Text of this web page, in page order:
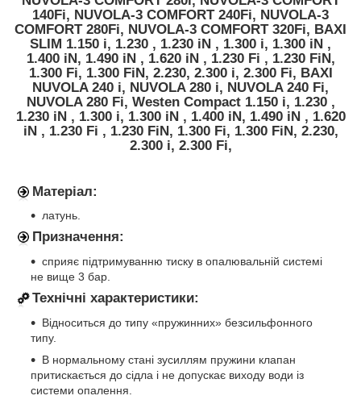
140Fi, NUVOLA-3 COMFORT 240Fi, NUVOLA-3
COMFORT 280Fi, NUVOLA-3 COMFORT 320Fi, BAXI
SLIM 1.150 i, 1.230 , 1.230 iN , 1.300 i, 1.300 iN ,
1.400 iN, 1.490 iN , 1.620 iN , 1.230 Fi , 1.230 FiN,
1.300 Fi, 1.300 FiN, 2.230, 2.300 i, 2.300 Fi, BAXI
NUVOLA 240 i, NUVOLA 280 i, NUVOLA 240 Fi,
NUVOLA 280 Fi, Westen Compact 1.150 i, 1.230 ,
1.230 iN , 1.300 i, 1.300 iN , 1.400 iN, 1.490 iN , 1.620
iN , 1.230 Fi , 1.230 FiN, 1.300 Fi, 1.300 FiN, 2.230,
2.300 i, 2.300 Fi,
Матеріал:
латунь.
Призначення:
сприяє підтримуванню тиску в опалювальній системі
не вище 3 бар.
Технічні характеристики:
Відноситься до типу «пружинних» безсильфонного
типу.
В нормальному стані зусиллям пружини клапан
притискається до сідла і не допускає виходу води із
системи опалення.